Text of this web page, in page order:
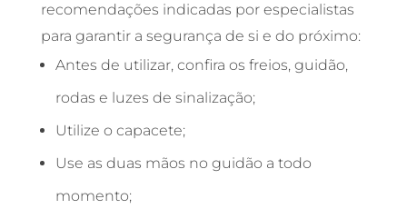
recomendações indicadas por especialistas
para garantir a segurança de si e do próximo:
Antes de utilizar, confira os freios, guidão,
rodas e luzes de sinalização;
Utilize o capacete;
Use as duas mãos no guidão a todo
momento;